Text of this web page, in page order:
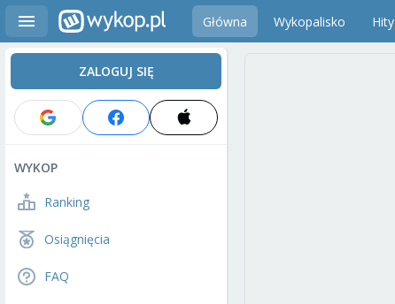
Główna Wykopalisko Hity
ZALOGUJ SIĘ
WYKOP
Ranking
Osiągnięcia
FAQ